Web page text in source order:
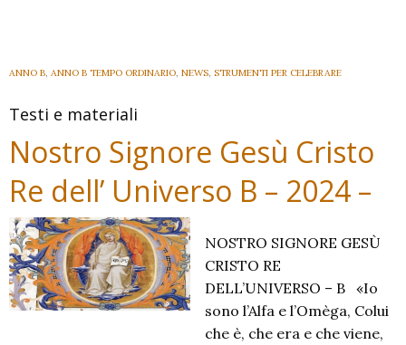
Dio
ANNO B, ANNO B TEMPO ORDINARIO, NEWS, STRUMENTI PER CELEBRARE
Testi e materiali
Nostro Signore Gesù Cristo
Re dell’ Universo B – 2024 –
NOSTRO SIGNORE GESÙ
CRISTO RE
DELL’UNIVERSO – B «Io
sono l’Alfa e l’Omèga, Colui
che è, che era e che viene,